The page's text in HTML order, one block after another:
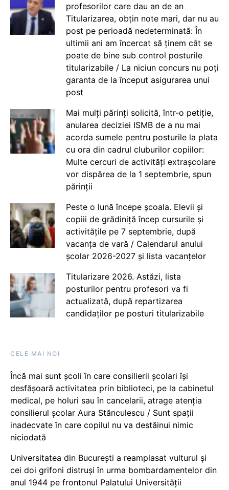
profesorilor care dau an de an
Titularizarea, obțin note mari, dar nu au
post pe perioadă nedeterminată: În
ultimii ani am încercat să ținem cât se
poate de bine sub control posturile
titularizabile / La niciun concurs nu poți
garanta de la început asigurarea unui
post
Mai mulți părinți solicită, într-o petiție,
anularea deciziei ISMB de a nu mai
acorda sumele pentru posturile la plata
cu ora din cadrul cluburilor copiilor:
Multe cercuri de activități extrașcolare
vor dispărea de la 1 septembrie, spun
părinții
Peste o lună începe școala. Elevii și
copiii de grădiniță încep cursurile și
activitățile pe 7 septembrie, după
vacanța de vară / Calendarul anului
școlar 2026-2027 și lista vacanțelor
Titularizare 2026. Astăzi, lista
posturilor pentru profesori va fi
actualizată, după repartizarea
candidaților pe posturi titularizabile
CELE MAI NOI
Încă mai sunt școli în care consilierii școlari își
desfășoară activitatea prin biblioteci, pe la cabinetul
medical, pe holuri sau în cancelarii, atrage atenția
consilierul școlar Aura Stănculescu / Sunt spații
inadecvate în care copilul nu va destăinui nimic
niciodată
Universitatea din București a reamplasat vulturul și
cei doi grifoni distruși în urma bombardamentelor din
anul 1944 pe frontonul Palatului Universității